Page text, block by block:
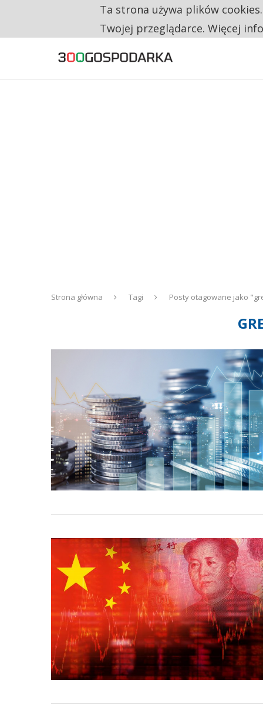
RESTRYKCJE CHIN UDERZAJĄ W
Strona główna Tagi Posty otagowane jako
Ta strona używa plików
Twojej przeglądarce. Więcej